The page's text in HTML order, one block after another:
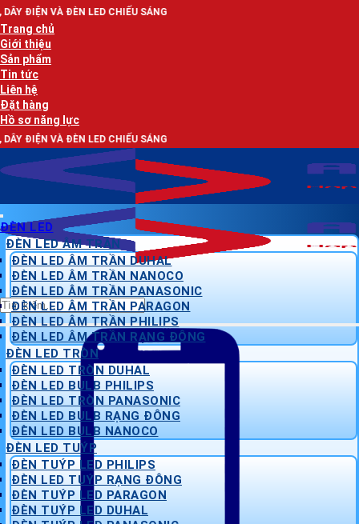
Bỏ
qua
nội
dung
CHIẾU SÁNG
Trang chủ
Giới thiệu
Sản phẩm
Tin tức
Liên hệ
Đặt hàng
Hồ sơ năng lực
CHIẾU SÁNG
Tìm
kiếm:
ĐÈN LED
ĐÈN LED ÂM TRẦN
ĐÈN LED ÂM TRẦN DUHAL
ĐÈN LED ÂM TRẦN NANOCO
ĐÈN LED ÂM TRẦN PANASONIC
ĐÈN LED ÂM TRẦN PARAGON
ĐÈN LED ÂM TRẦN PHILIPS
ĐÈN LED ÂM TRẦN RẠNG ĐÔNG
ĐÈN LED TRÒN
ĐÈN LED TRÒN DUHAL
ĐÈN LED BULB PHILIPS
ĐÈN LED TRÒN PANASONIC
ĐÈN LED BULB RẠNG ĐÔNG
ĐÈN LED BULB NANOCO
ĐÈN LED TUÝP
ĐÈN TUÝP LED PHILIPS
ĐÈN LED TUÝP RẠNG ĐÔNG
ĐÈN TUÝP LED PARAGON
ĐÈN TUÝP LED DUHAL